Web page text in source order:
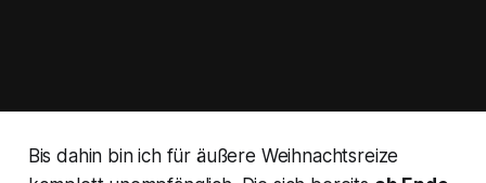
Bis dahin bin ich für äußere Weihnachtsreize